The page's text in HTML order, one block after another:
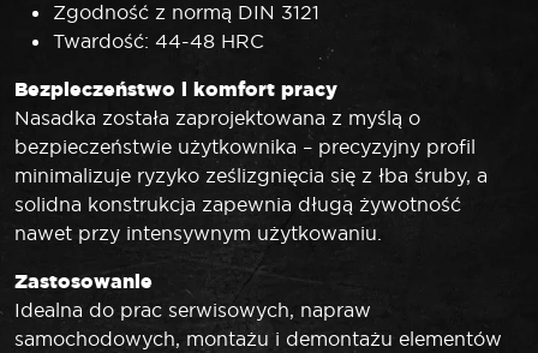
Zgodność z normą DIN 3121
Twardość: 44-48 HRC
Bezpieczeństwo i komfort pracy
Nasadka została zaprojektowana z myślą o
bezpieczeństwie użytkownika – precyzyjny profil
minimalizuje ryzyko ześlizgnięcia się z łba śruby, a
solidna konstrukcja zapewnia długą żywotność
nawet przy intensywnym użytkowaniu.
Zastosowanie
Idealna do prac serwisowych, napraw
samochodowych, montażu i demontażu elementów